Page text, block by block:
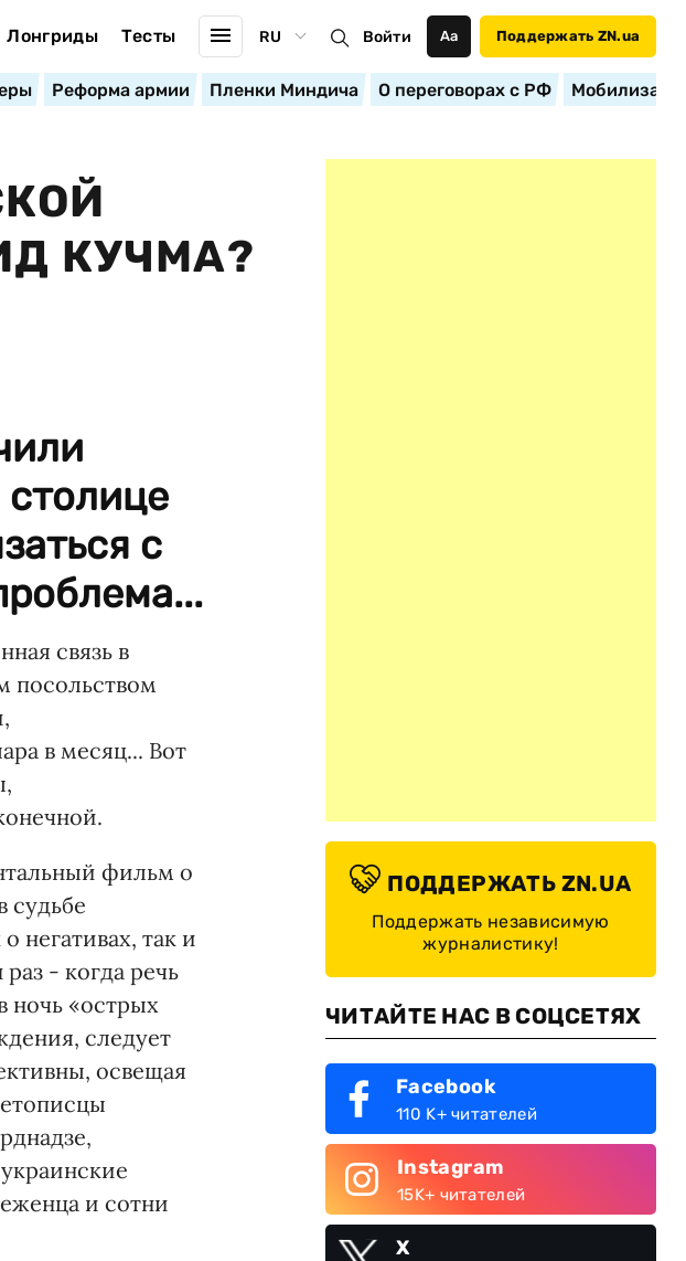
Лонгриды Тесты RU Войти Аа Поддержать ZN.ua
Реформа армии Пленки Миндича О переговорах с РФ
КУЧМА?
столице
с
связь в
посольством
в месяц... Вот
фильм о
судьбе
так и
- когда речь
ночь «острых
следует
освещая
и сотни
ПОДДЕРЖАТЬ ZN.UA
Поддержать независимую
журналистику!
ЧИТАЙТЕ НАС В СОЦСЕТЯХ
Facebook
110 K+ читателей
Instagram
15K+ читателей
X